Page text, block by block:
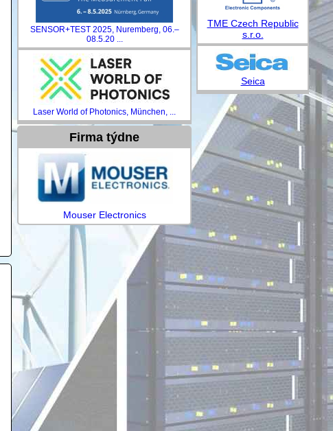
SENSOR+TEST 2025, Nuremberg, 06.–
08.5.20 ...
Laser World of Photonics, München, ...
Firma týdne
Mouser Electronics
TME Czech Republic
s.r.o.
Seica